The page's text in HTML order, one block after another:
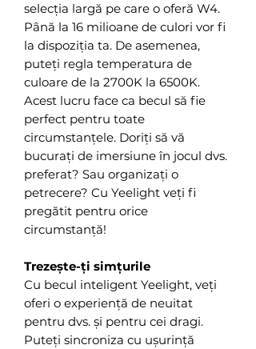
selecția largă pe care o oferă W4.
Până la 16 milioane de culori vor fi
la dispoziția ta. De asemenea,
puteți regla temperatura de
culoare de la 2700K la 6500K.
Acest lucru face ca becul să fie
perfect pentru toate
circumstanțele. Doriți să vă
bucurați de imersiune în jocul dvs.
preferat? Sau organizați o
petrecere? Cu Yeelight veți fi
pregătit pentru orice
circumstanță!
Trezește-ți simțurile
Cu becul inteligent Yeelight, veți
oferi o experiență de neuitat
pentru dvs. și pentru cei dragi.
Puteți sincroniza cu ușurință